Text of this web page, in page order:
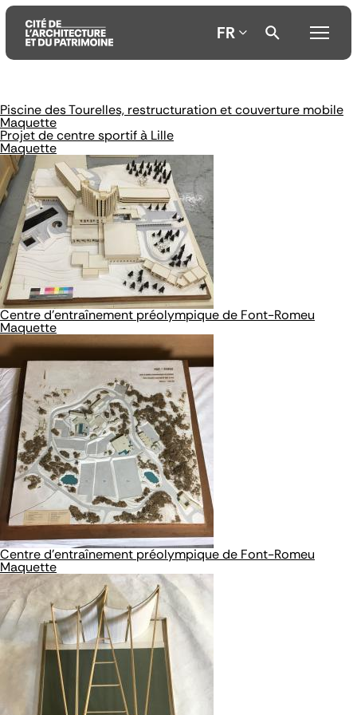
Aller
au
contenu
principal
Aller
au
menu
principal
Aller
à
la
recherche
FR
Piscine des Tourelles, restructuration et couverture mobile
Maquette
Projet de centre sportif à Lille
Maquette
Centre d’entraînement préolympique de Font-Romeu
Maquette
Centre d’entraînement préolympique de Font-Romeu
Maquette